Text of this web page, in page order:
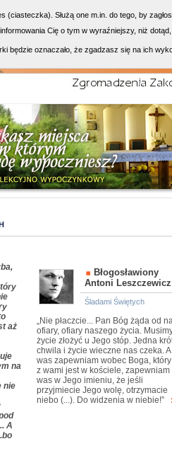
aż
na
nie
A
Błogosławiony
Antoni Leszczewicz
Śladami Świętych
„Nie płaczcie... Pan Bóg żąda od
ofiary, ofiary naszego życia.
życie złożyć u Jego stóp. Jedna
chwila i życie wieczne nas czeka.
was zapewniam wobec Boga, który
z wami jest w kościele, zapewniam
was w Jego imieniu, że jeśli
przyjmiecie Jego wolę, otrzymacie
niebo (...). Do widzenia w niebie!”
Służą one m.in. do tego, by
Cię o tym w wyraźniejszy, niż dotąd,
będzie oznaczało, że zgadzasz się na ich